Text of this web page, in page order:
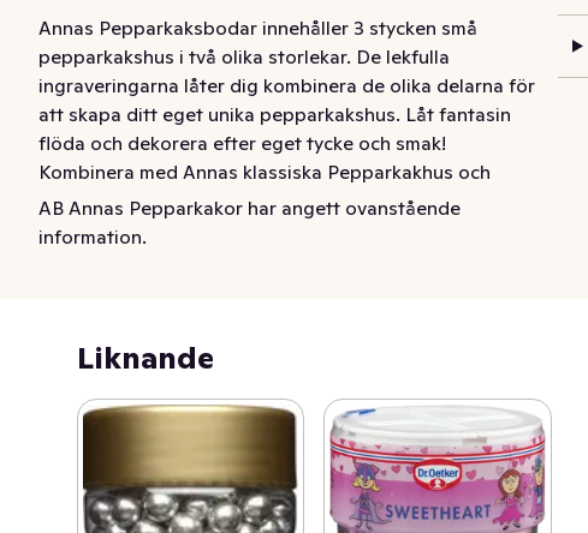
Annas Pepparkaksbodar innehåller 3 stycken små
pepparkakshus i två olika storlekar. De lekfulla
ingraveringarna låter dig kombinera de olika delarna för
att skapa ditt eget unika pepparkakshus. Låt fantasin
flöda och dekorera efter eget tycke och smak!
Kombinera med Annas klassiska Pepparkakhus och
bygg din egen Pepparkaks-by! Bara fantasin sätter
gränser! En gammal kär tradition som spridit glädje i
AB Annas Pepparkakor har angett ovanstående
information.
Liknande